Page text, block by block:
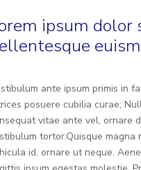
ipsum dolor
ante ipsum primis in
posuere cubilia curae;
vitae ante vel, ornare
tortor.Quisque magna
id, ornare ut neque.